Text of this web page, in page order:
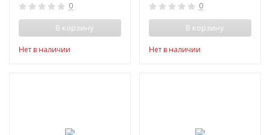
0
В корзину
Нет в наличии
0
В корзину
Нет в наличии